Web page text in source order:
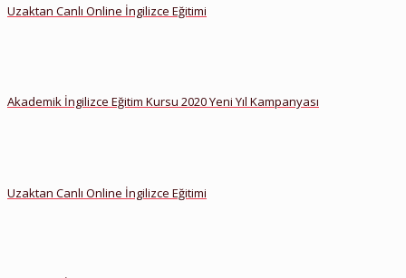
Uzaktan Canlı Online İngilizce Eğitimi
Akademik İngilizce Eğitim Kursu 2020 Yeni Yıl Kampanyası
Uzaktan Canlı Online İngilizce Eğitimi